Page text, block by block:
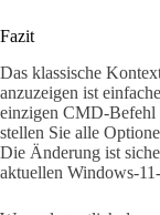
Fazit
Das klassische
anzuzeigen ist
einzigen CMD-Befehl
stellen Sie alle
Die Änderung ist
aktuellen Windows-